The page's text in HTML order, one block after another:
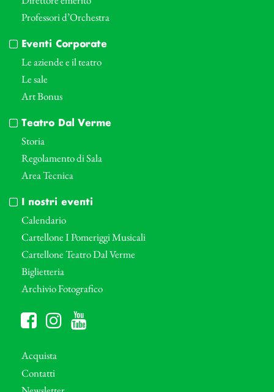
Professori d’Orchestra
Eventi Corporate
Le aziende e il teatro
Le sale
Art Bonus
Teatro Dal Verme
Storia
Regolamento di Sala
Area Tecnica
I nostri eventi
Calendario
Cartellone I Pomeriggi Musicali
Cartellone Teatro Dal Verme
Biglietteria
Archivio Fotografico
Acquista
Contatti